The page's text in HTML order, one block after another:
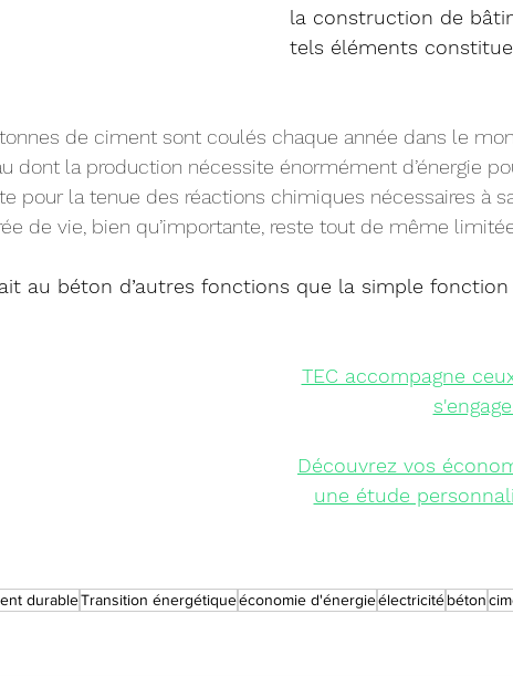
la construction de
tels éléments
de ciment sont coulés chaque année dans le
dont la production nécessite énormément d’énergie
pour la tenue des réactions chimiques nécessaires à
de vie, bien qu’importante, reste tout de même
au béton d’autres fonctions que la simple
TEC accompagne
Découvrez vos
une étude
durableTransition énergétiqueéconomie d'énergieélectricitébéton